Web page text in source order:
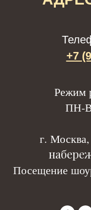
+7
Режим
ПН-
г. Москва,
Посещение